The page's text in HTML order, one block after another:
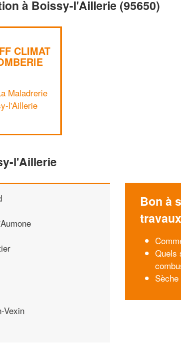
à Boissy-l'Aillerie (95650)
CLIMAT
Maladrerie
l'Aillerie
l'Aillerie
Vexin
Bon à
travaux
Quels